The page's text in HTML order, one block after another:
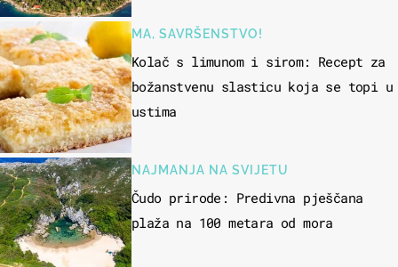
MA, SAVRŠENSTVO!
Kolač s limunom i sirom: Recept za
božanstvenu slasticu koja se topi u
ustima
NAJMANJA NA SVIJETU
Čudo prirode: Predivna pješčana
plaža na 100 metara od mora